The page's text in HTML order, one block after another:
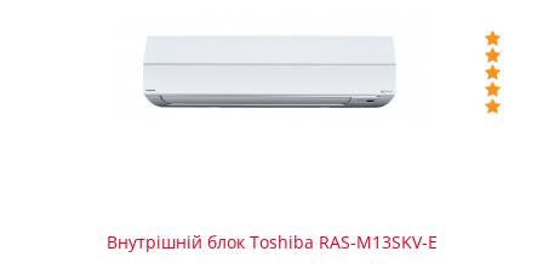
Внутрішній блок Toshiba RAS-M13SKV-E